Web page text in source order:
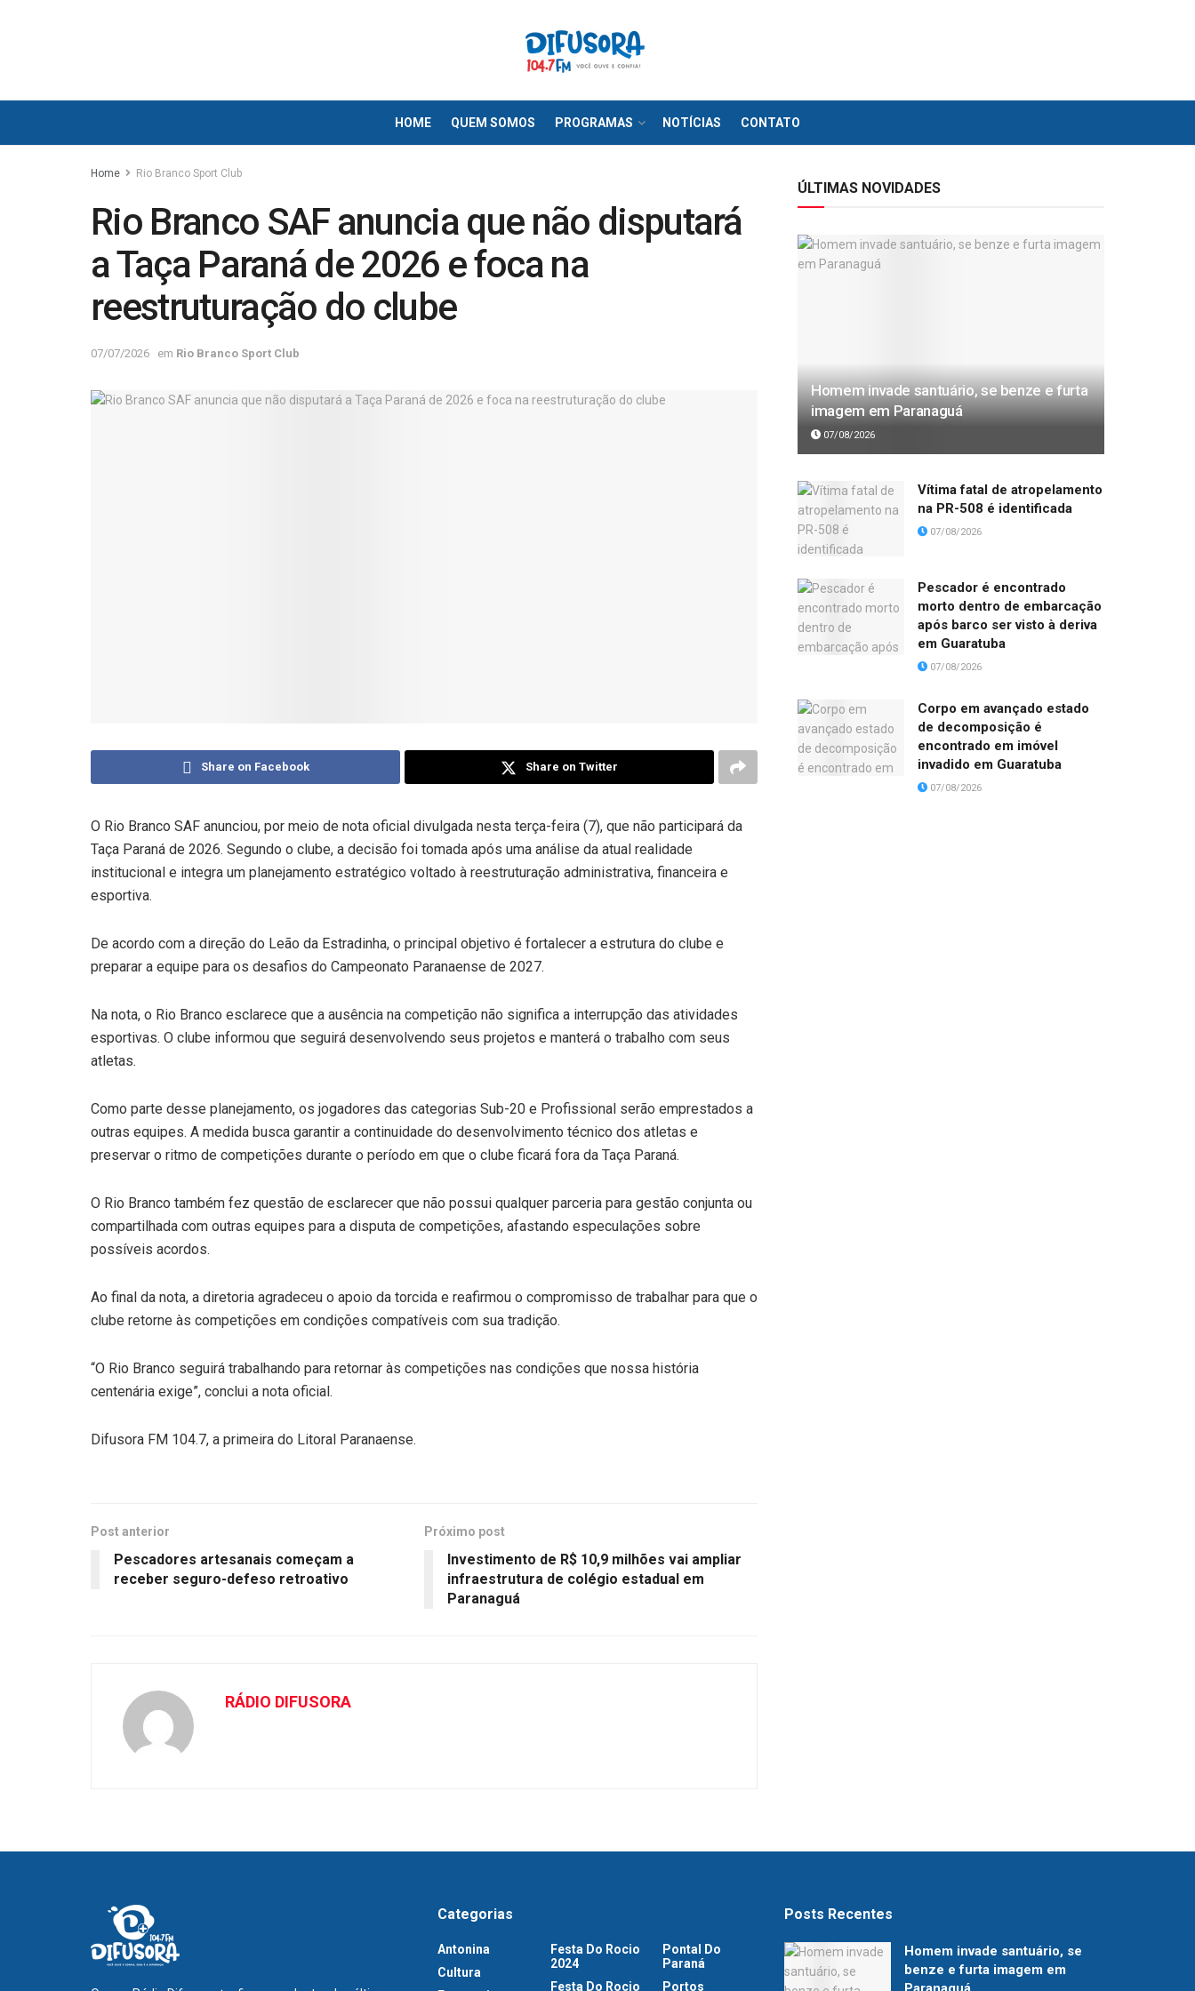
HOME QUEM SOMOS PROGRAMAS NOTÍCIAS CONTATO
Home Rio Branco Sport Club
Rio Branco SAF anuncia que não disputará
a Taça Paraná de 2026 e foca na
reestruturação do clube
07/07/2026 em Rio Branco Sport Club
Share on Facebook Share on Twitter
O Rio Branco SAF anunciou, por meio de nota oficial divulgada nesta terça-feira (7), que não participará da
Taça Paraná de 2026. Segundo o clube, a decisão foi tomada após uma análise da atual realidade
institucional e integra um planejamento estratégico voltado à reestruturação administrativa, financeira e
esportiva.
De acordo com a direção do Leão da Estradinha, o principal objetivo é fortalecer a estrutura do clube e
preparar a equipe para os desafios do Campeonato Paranaense de 2027.
Na nota, o Rio Branco esclarece que a ausência na competição não significa a interrupção das atividades
esportivas. O clube informou que seguirá desenvolvendo seus projetos e manterá o trabalho com seus
atletas.
Como parte desse planejamento, os jogadores das categorias Sub-20 e Profissional serão emprestados a
outras equipes. A medida busca garantir a continuidade do desenvolvimento técnico dos atletas e
preservar o ritmo de competições durante o período em que o clube ficará fora da Taça Paraná.
O Rio Branco também fez questão de esclarecer que não possui qualquer parceria para gestão conjunta ou
compartilhada com outras equipes para a disputa de competições, afastando especulações sobre
possíveis acordos.
Ao final da nota, a diretoria agradeceu o apoio da torcida e reafirmou o compromisso de trabalhar para que o
clube retorne às competições em condições compatíveis com sua tradição.
“O Rio Branco seguirá trabalhando para retornar às competições nas condições que nossa história
centenária exige”, conclui a nota oficial.
Difusora FM 104.7, a primeira do Litoral Paranaense.
Post anterior
Pescadores artesanais começam a
receber seguro-defeso retroativo
Próximo post
Investimento de R$ 10,9 milhões vai ampliar
infraestrutura de colégio estadual em
Paranaguá
RÁDIO DIFUSORA
ÚLTIMAS NOVIDADES
Homem invade santuário, se benze e furta
imagem em Paranaguá
07/08/2026
Vítima fatal de atropelamento
na PR-508 é identificada
07/08/2026
Pescador é encontrado
morto dentro de embarcação
após barco ser visto à deriva
em Guaratuba
07/08/2026
Corpo em avançado estado
de decomposição é
encontrado em imóvel
invadido em Guaratuba
07/08/2026
Categorias
Antonina
Cultura
Festa Do Rocio
2024
Festa Do Rocio
Pontal Do
Paraná
Portos
Posts Recentes
Homem invade santuário, se
benze e furta imagem em